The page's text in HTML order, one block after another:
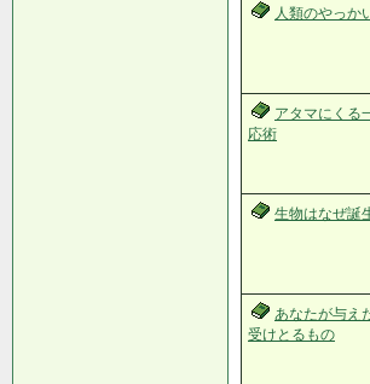
人類のやっか
アタマにくる
応術
生物はなぜ誕
あなたが与え
受けとるもの